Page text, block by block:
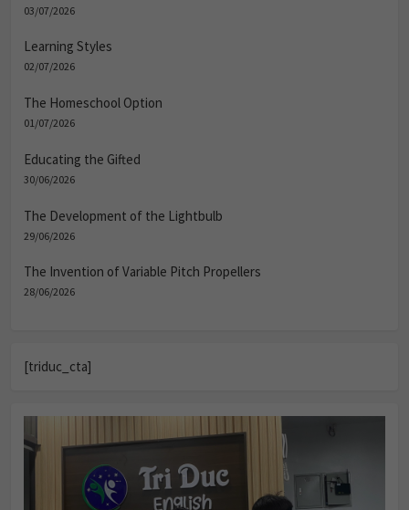
03/07/2026
Learning Styles
02/07/2026
The Homeschool Option
01/07/2026
Educating the Gifted
30/06/2026
The Development of the Lightbulb
29/06/2026
The Invention of Variable Pitch Propellers
28/06/2026
[triduc_cta]